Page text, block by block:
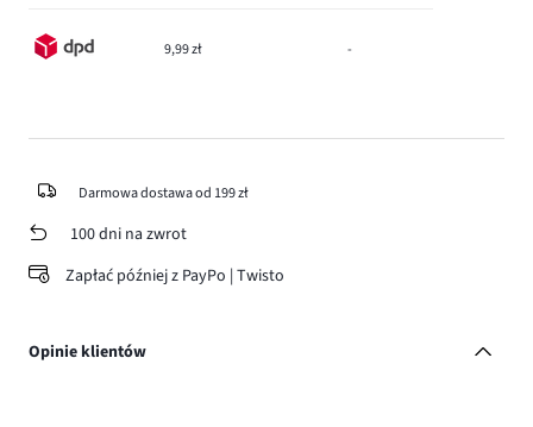
9,99 zł -
Darmowa dostawa od 199 zł
100 dni na zwrot
Zapłać później z PayPo | Twisto
Opinie klientów